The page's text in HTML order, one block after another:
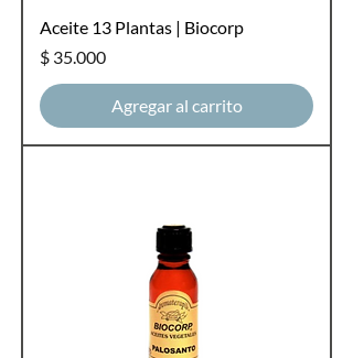
Aceite 13 Plantas | Biocorp
Precio
$ 35.000
Agregar al carrito